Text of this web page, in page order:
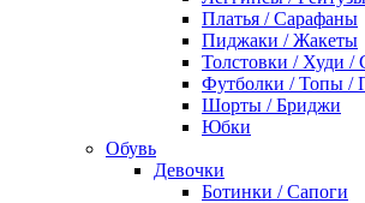
Платья / Сарафаны
Пиджаки / Жакеты
Толстовки / Худи /
Футболки / Топы /
Шорты / Бриджи
Юбки
Обувь
Девочки
Ботинки / Сапоги